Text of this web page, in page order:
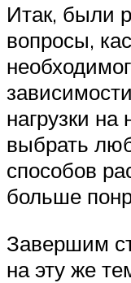
Итак, были
вопросы,
нагрузки на
выбрать
способов
больше
Завершим
на эту же